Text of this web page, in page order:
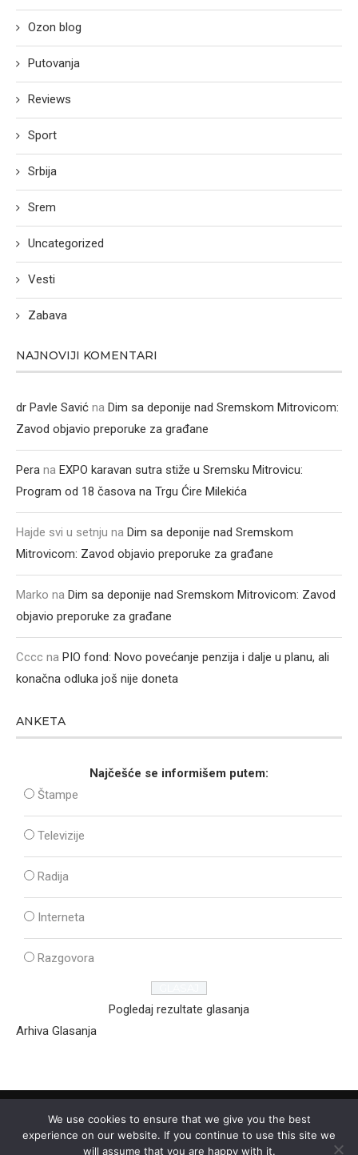
Ozon blog
Putovanja
Reviews
Sport
Srbija
Srem
Uncategorized
Vesti
Zabava
NAJNOVIJI KOMENTARI
dr Pavle Savić na Dim sa deponije nad Sremskom Mitrovicom:
Zavod objavio preporuke za građane
Pera na EXPO karavan sutra stiže u Sremsku Mitrovicu:
Program od 18 časova na Trgu Ćire Milekića
Hajde svi u setnju na Dim sa deponije nad Sremskom
Mitrovicom: Zavod objavio preporuke za građane
Marko na Dim sa deponije nad Sremskom Mitrovicom: Zavod
objavio preporuke za građane
Cccc na PIO fond: Novo povećanje penzija i dalje u planu, ali
konačna odluka još nije doneta
ANKETA
Najčešće se informišem putem:
Štampe
Televizije
Radija
Interneta
Razgovora
Pogledaj rezultate glasanja
Arhiva Glasanja
We use cookies to ensure that we give you the best
experience on our website. If you continue to use this site we
will assume that you are happy with it.